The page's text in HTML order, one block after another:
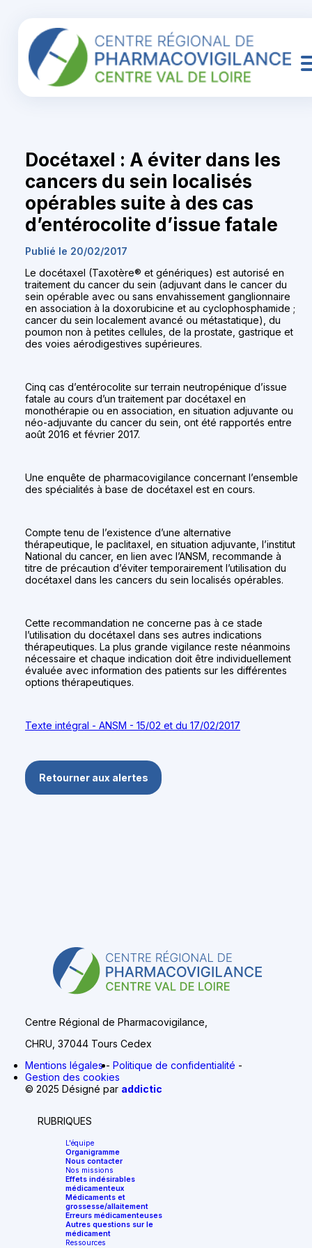
Docétaxel : A éviter dans les
cancers du sein localisés
opérables suite à des cas
d’entérocolite d’issue fatale
Publié le 20/02/2017
Le docétaxel (Taxotère® et génériques) est autorisé en
traitement du cancer du sein (adjuvant dans le cancer du
sein opérable avec ou sans envahissement ganglionnaire
en association à la doxorubicine et au cyclophosphamide ;
cancer du sein localement avancé ou métastatique), du
poumon non à petites cellules, de la prostate, gastrique et
des voies aérodigestives supérieures.
Cinq cas d’entérocolite sur terrain neutropénique d’issue
fatale au cours d’un traitement par docétaxel en
monothérapie ou en association, en situation adjuvante ou
néo-adjuvante du cancer du sein, ont été rapportés entre
août 2016 et février 2017.
Une enquête de pharmacovigilance concernant l’ensemble
des spécialités à base de docétaxel est en cours.
Compte tenu de l’existence d’une alternative
thérapeutique, le paclitaxel, en situation adjuvante, l’institut
National du cancer, en lien avec l’ANSM, recommande à
titre de précaution d’éviter temporairement l’utilisation du
docétaxel dans les cancers du sein localisés opérables.
Cette recommandation ne concerne pas à ce stade
l’utilisation du docétaxel dans ses autres indications
thérapeutiques. La plus grande vigilance reste néanmoins
nécessaire et chaque indication doit être individuellement
évaluée avec information des patients sur les différentes
options thérapeutiques.
Texte intégral - ANSM - 15/02 et du 17/02/2017
Retourner aux alertes
Centre Régional de Pharmacovigilance,
CHRU, 37044 Tours Cedex
Mentions légales
Politique de confidentialité
Gestion des cookies
© 2025 Désigné par addictic
RUBRIQUES
L'équipe
Organigramme
Nous contacter
Nos missions
Effets indésirables
médicamenteux
Médicaments et
grossesse/allaitement
Erreurs médicamenteuses
Autres questions sur le
médicament
Ressources